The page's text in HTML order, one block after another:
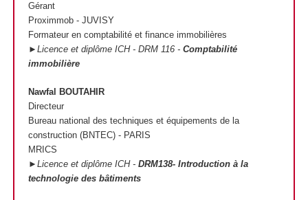
Gérant
Proximmob - JUVISY
Formateur en comptabilité et finance immobilières
►Licence et diplôme ICH - DRM 116 -Comptabilité
immobilière
Nawfal BOUTAHIR
Directeur
Bureau national des techniques et équipements de la
construction (BNTEC) - PARIS
MRICS
►Licence et diplôme ICH - DRM138- Introduction à la
technologie des bâtiments